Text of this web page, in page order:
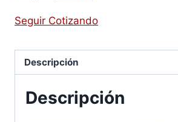
Seguir Cotizando
Descripción
Descripción